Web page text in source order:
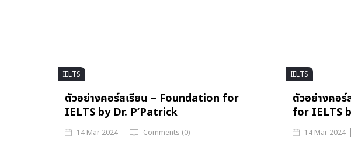
IELTS
ตัวอย่างคอร์สเรียน – Foundation for
IELTS by Dr. P’Patrick
14 Mar 2024 Comments (0)
IELTS
ตัวอย่างคอ
for IELTS
14 Mar 2024